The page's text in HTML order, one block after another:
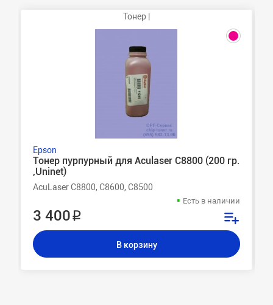
Тонер |
Epson
Тонер пурпурный для Aculaser C8800 (200 гр.
,Uninet)
AcuLaser C8800, C8600, C8500
Есть в наличии
3 400 ₽
В корзину